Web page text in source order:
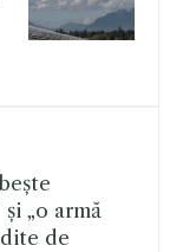
„o armă
de